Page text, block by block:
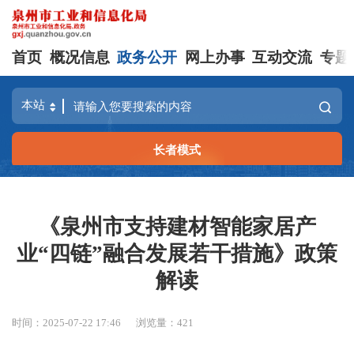
首页 概况信息 政务公开 网上办事 互动交流 专题
长者模式
《泉州市支持建材智能家居产
业“四链”融合发展若干措施》政策
解读
时间：2025-07-22 17:46 浏览量：421